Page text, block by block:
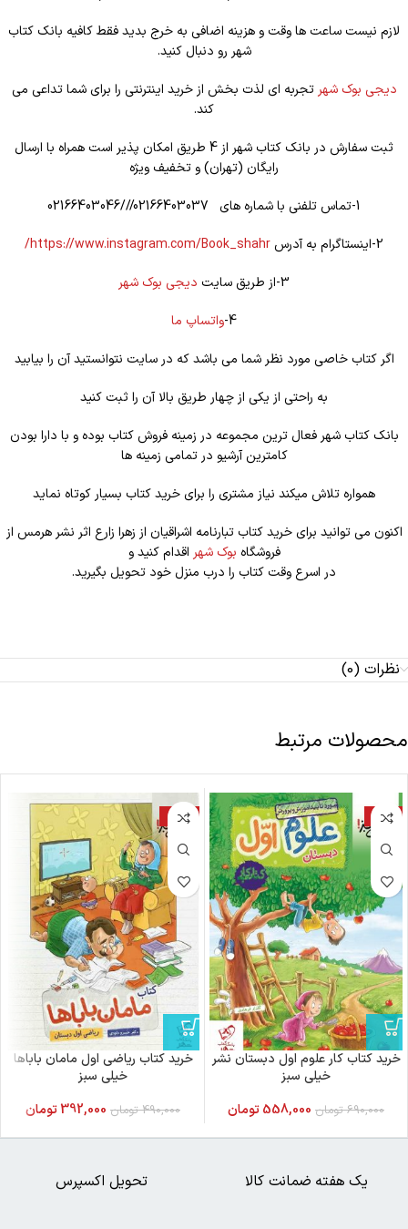
لازم نیست ساعت ها وقت و هزینه اضافی به خرج بدید فقط کافیه بانک کتاب
شهر رو دنبال کنید.
دیجی بوک شهرتجربه ای لذت بخش از خرید اینترنتی را برای شما تداعی می
کند.
ثبت سفارش در بانک کتاب شهر از 4 طریق امکان پذیر است همراه با ارسال
رایگان (تهران) و تخفیف ویژه
1-تماس تلفنی با شماره های 02166403037///02166403046
2-اینستاگرام به آدرس
https://www.instagram.com/Book_shahr/
3-از طریق سایت
دیجی بوک شهر
4- واتساپ ما
اگر کتاب خاصی مورد نظر شما می باشد که در سایت نتوانستید آن را بیابید
به راحتی از یکی از چهار طریق بالا آن را ثبت کنید
بانک کتاب شهر فعال ترین مجموعه در زمینه فروش کتاب بوده و با دارا بودن
کامترین آرشیو در تمامی زمینه ها
همواره تلاش میکند نیاز مشتری را برای خرید کتاب بسیار کوتاه نماید
اکنون می توانید برای خرید کتاب تبارنامه اشراقیان از زهرا زارع اثر نشر هرمس از
فروشگاه بوک شهر اقدام کنید و
در اسرع وقت کتاب را درب منزل خود تحویل بگیرید.
نظرات (0)
محصولات مرتبط
-19%
خرید کتاب کار علوم اول دبستان نشر
خیلی سبز
690,000 تومان 558,000تومان
-20%
خرید کتاب ریاضی اول مامان باباها
خیلی سبز
490,000 تومان 392,000تومان
تحویل اکسپرس یک هفته ضمانت کالا